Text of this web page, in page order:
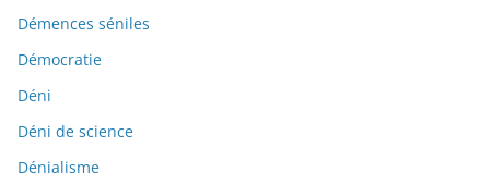
Démences séniles
Démocratie
Déni
Déni de science
Dénialisme